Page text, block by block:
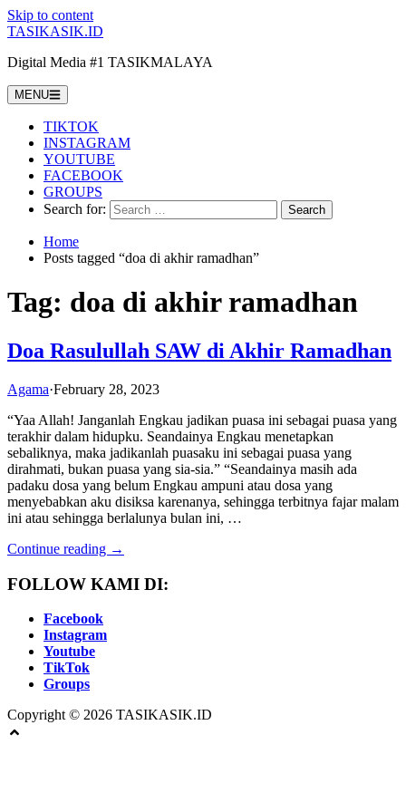
Skip to content
TASIKASIK.ID
Digital Media #1 TASIKMALAYA
MENU
TIKTOK
INSTAGRAM
YOUTUBE
FACEBOOK
GROUPS
Search for:
Home
Posts tagged “doa di akhir ramadhan”
Tag: doa di akhir ramadhan
Doa Rasulullah SAW di Akhir Ramadhan
Agama·February 28, 2023
“Yaa Allah! Janganlah Engkau jadikan puasa ini sebagai puasa yang
terakhir dalam hidupku. Seandainya Engkau menetapkan
sebaliknya, maka jadikanlah puasaku ini sebagai puasa yang
dirahmati, bukan puasa yang sia-sia.” “Seandainya masih ada
padaku dosa yang belum Engkau ampuni atau dosa yang
menyebabkan aku disiksa karenanya, sehingga terbitnya fajar malam
ini atau sehingga berlalunya bulan ini, …
Continue reading →
FOLLOW KAMI DI:
Facebook
Instagram
Youtube
TikTok
Groups
Copyright © 2026 TASIKASIK.ID